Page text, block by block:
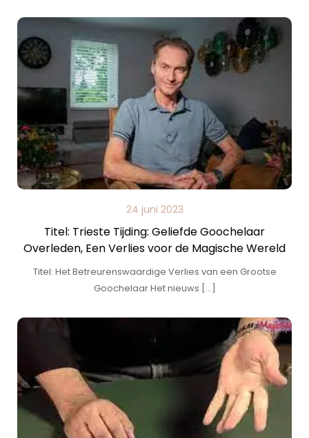
24 juni 2023
Titel: Trieste Tijding: Geliefde Goochelaar
Overleden, Een Verlies voor de Magische Wereld
Titel: Het Betreurenswaardige Verlies van een Grootse
Goochelaar Het nieuws […]